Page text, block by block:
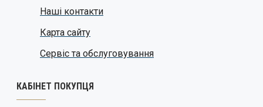
Наші контакти
Карта сайту
Сервіс та обслуговування
КАБІНЕТ ПОКУПЦЯ